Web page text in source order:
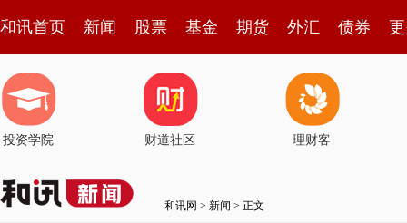
和讯首页 新闻 股票 基金 期货 外汇 债券
投资学院 财道社区 理财客
和讯网 > 新闻 > 正文